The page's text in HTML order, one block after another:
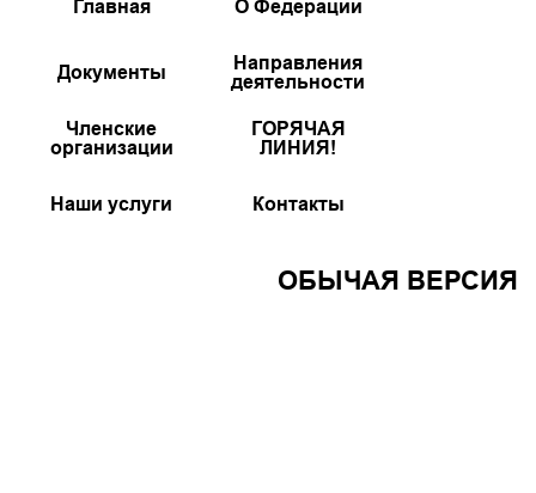
Главная О Федерации
Документы
Направления
деятельности
Членские
организации
ГОРЯЧАЯ
ЛИНИЯ!
Наши услуги Контакты
ОБЫЧАЯ ВЕРСИЯ